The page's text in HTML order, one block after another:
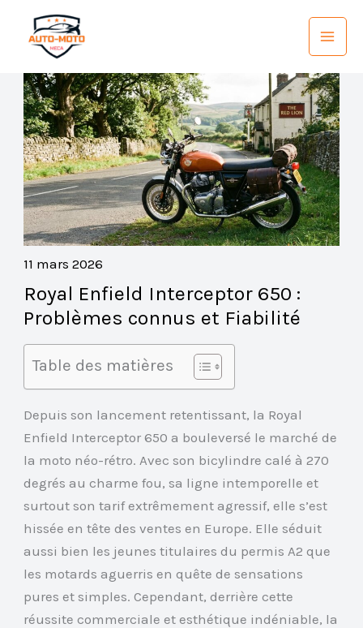
contenu
11 mars 2026
Royal Enfield Interceptor 650 :
Problèmes connus et Fiabilité
Table des matières
Depuis son lancement retentissant, la Royal
Enfield Interceptor 650 a bouleversé le marché de
la moto néo-rétro. Avec son bicylindre calé à 270
degrés au charme fou, sa ligne intemporelle et
surtout son tarif extrêmement agressif, elle s’est
hissée en tête des ventes en Europe. Elle séduit
aussi bien les jeunes titulaires du permis A2 que
les motards aguerris en quête de sensations
pures et simples. Cependant, derrière cette
réussite commerciale et esthétique indéniable, la